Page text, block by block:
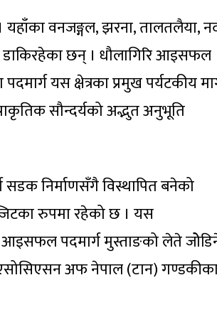
वनजङ्गल, झरना, तालतलैया,
डाकिरहेका छन् । धौलागिरि आइसफल
यस क्षेत्रका प्रमुख पर्यटकीय
सौन्दर्यको अद्भुत अनुभूति
निर्माणसँगै विस्थापित बनेको
रुपमा रहेको छ । यस
आइसफल पदमार्ग मुस्ताङको लेते
एसोसिएसन अफ नेपाल (टान)